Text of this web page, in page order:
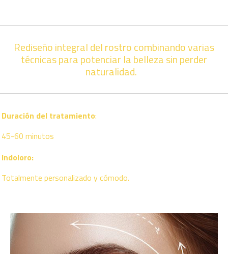
Rediseño integral del rostro combinando varias
técnicas para potenciar la belleza sin perder
naturalidad.
Duración del tratamiento:
45-60 minutos
Indoloro:
Totalmente personalizado y cómodo.